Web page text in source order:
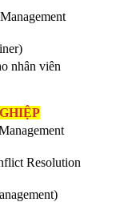
nhân viên
Resolution